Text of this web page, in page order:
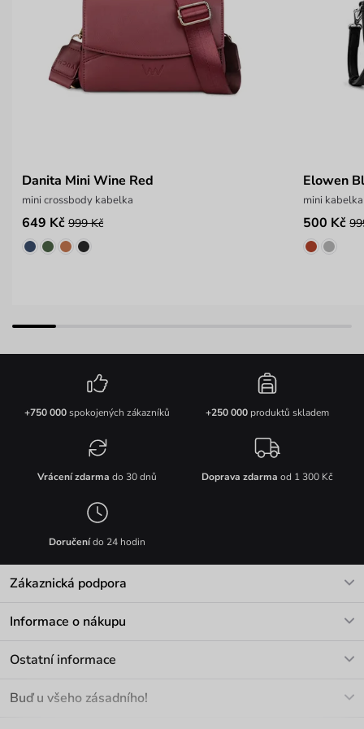
Danita Mini Wine Red
mini crossbody kabelka
649 Kč 999 Kč
Elowen
mini
500 Kč
+750 000spokojených zákazníků +250 000produktů skladem
Vrácení zdarma do 30 dnů Doprava zdarma od 1 300 Kč
Doručenído 24 hodin
Zákaznická podpora
Informace o nákupu
Materiály a údržba
Ostatní informace
Buď u všeho zásadního!